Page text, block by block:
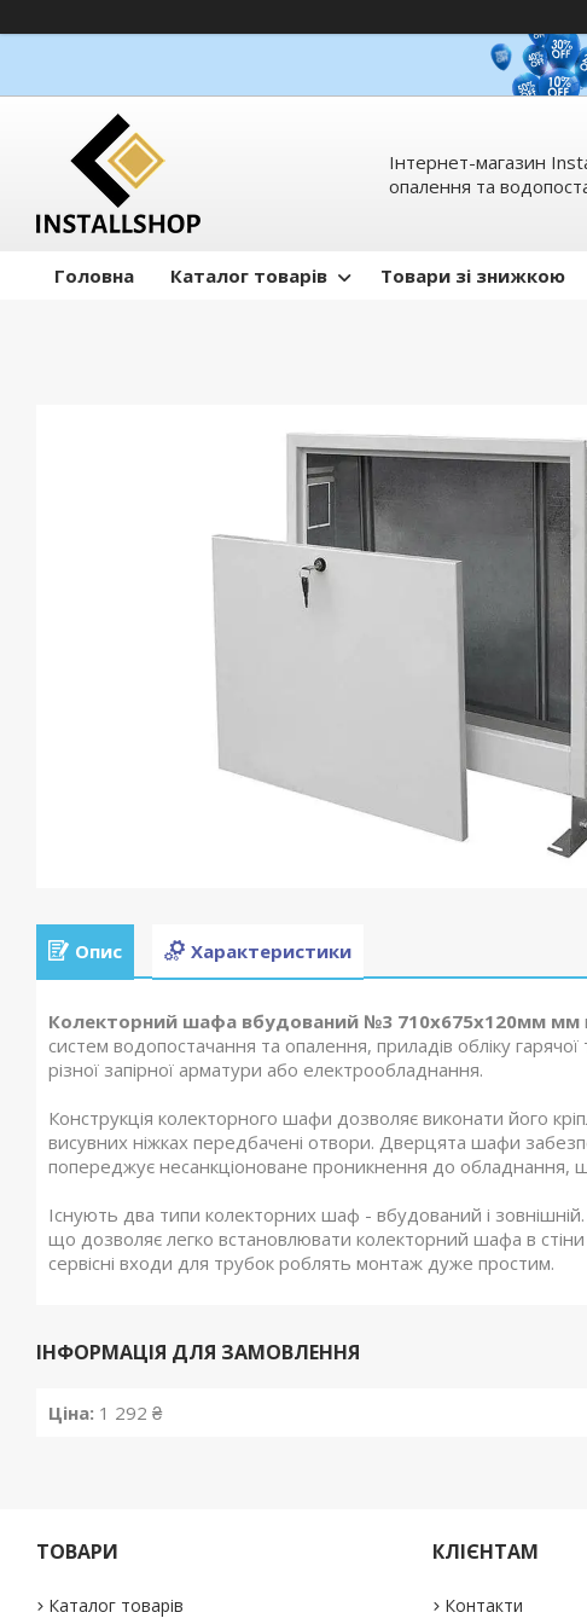
Інтернет-магазин
опалення та
Головна Каталог товарів Товари зі знижкою
Опис Характеристики
Колекторний шафа вбудований №3 710х675х120мм мм
систем водопостачання та опалення, приладів обліку
різної запірної арматури або електрообладнання.
Конструкція колекторного шафи дозволяє виконати його
висувних ніжках передбачені отвори. Дверцята шафи
попереджує несанкціоноване проникнення до обладнання,
Існують два типи колекторних шаф - вбудований і
що дозволяє легко встановлювати колекторний шафа в
сервісні входи для трубок роблять монтаж дуже простим.
ІНФОРМАЦІЯ ДЛЯ ЗАМОВЛЕННЯ
Ціна: 1 292 ₴
ТОВАРИ
Каталог товарів
КЛІЄНТАМ
Контакти